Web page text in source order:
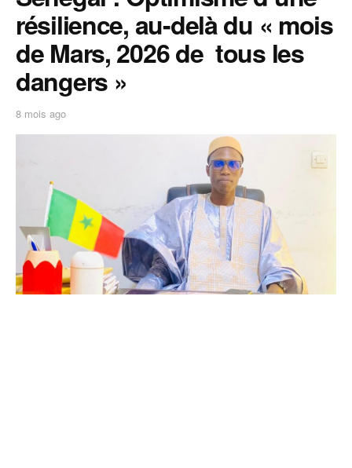
résilience, au-delà du « mois
de Mars, 2026 de tous les
dangers »
8 mois ago